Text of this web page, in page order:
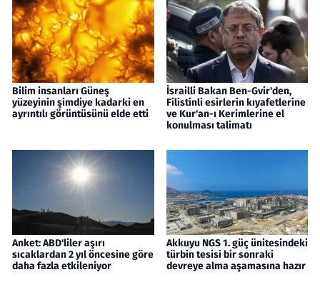
Bilim insanları Güneş
yüzeyinin şimdiye kadarki en
ayrıntılı görüntüsünü elde etti
İsrailli Bakan Ben-Gvir'den,
Filistinli esirlerin kıyafetlerine
ve Kur'an-ı Kerimlerine el
konulması talimatı
Anket: ABD'liler aşırı
sıcaklardan 2 yıl öncesine göre
daha fazla etkileniyor
Akkuyu NGS 1. güç ünitesindeki
türbin tesisi bir sonraki
devreye alma aşamasına hazır